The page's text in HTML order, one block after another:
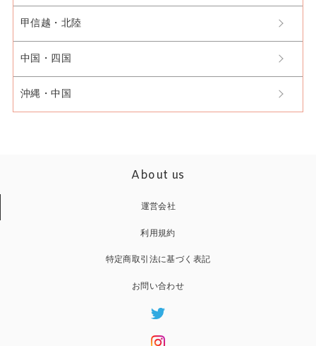
甲信越・北陸
中国・四国
沖縄・中国
About us
運営会社
利用規約
特定商取引法に基づく表記
お問い合わせ